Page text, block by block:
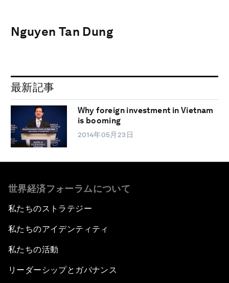
Nguyen Tan Dung
最新記事
Why foreign investment in Vietnam
is booming
2014年05月23日
世界経済フォーラムについて
私たちのストラテジー
私たちのアイデンティティ
私たちの活動
リーダーシップとガバナンス